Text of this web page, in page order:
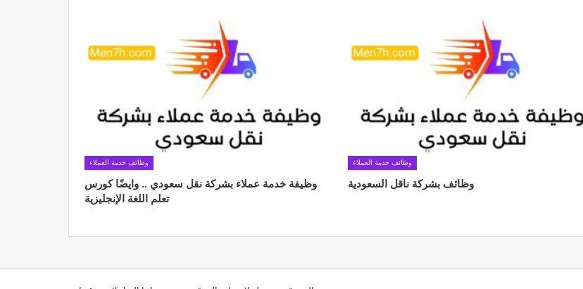
وظائف خدمة العملاء
وظيفة خدمة عملاء بشركة نقل سعودي .. وايضًا كورس
تعلم اللغة الإنجليزية
وظائف خدمة العملاء
وظائف بشركة ناقل السعودية